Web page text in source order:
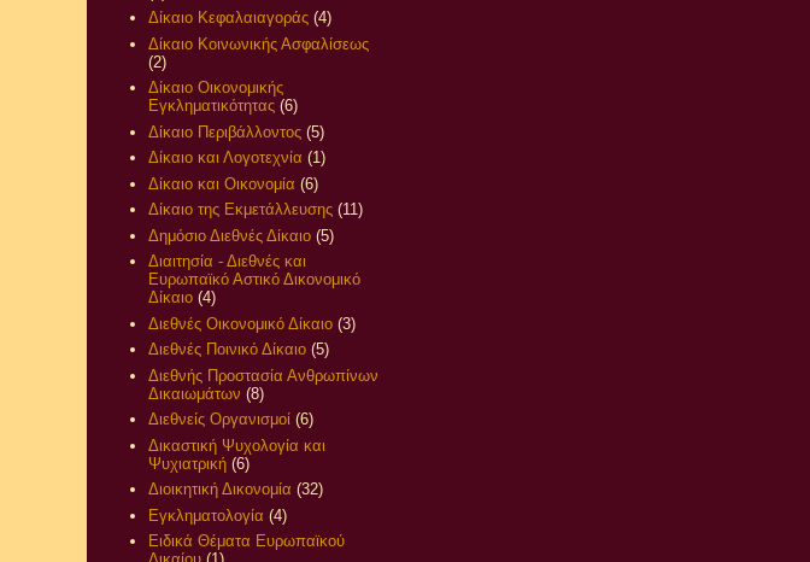
Δίκαιο Κεφαλαιαγοράς (4)
Δίκαιο Κοινωνικής Ασφαλίσεως
(2)
Δίκαιο Οικονομικής
Εγκληματικότητας (6)
Δίκαιο Περιβάλλοντος (5)
Δίκαιο και Λογοτεχνία (1)
Δίκαιο και Οικονομία (6)
Δίκαιο της Εκμετάλλευσης (11)
Δημόσιο Διεθνές Δίκαιο (5)
Διαιτησία - Διεθνές και
Ευρωπαϊκό Αστικό Δικονομικό
Δίκαιο (4)
Διεθνές Οικονομικό Δίκαιο (3)
Διεθνές Ποινικό Δίκαιο (5)
Διεθνής Προστασία Ανθρωπίνων
Δικαιωμάτων (8)
Διεθνείς Οργανισμοί (6)
Δικαστική Ψυχολογία και
Ψυχιατρική (6)
Διοικητική Δικονομία (32)
Εγκληματολογία (4)
Ειδικά Θέματα Ευρωπαϊκού